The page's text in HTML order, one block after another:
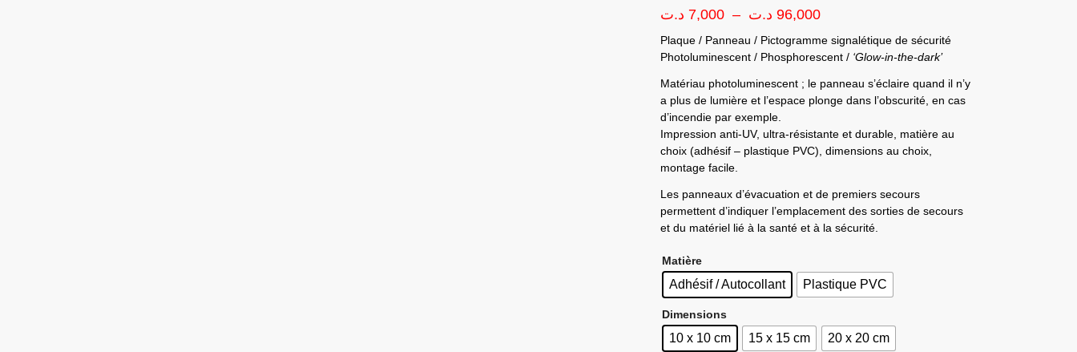
7,000 د.ت – 96,000 د.ت
Plaque / Panneau / Pictogramme signalétique de sécurité
Photoluminescent / Phosphorescent / ‘Glow-in-the-dark’
Matériau photoluminescent ; le panneau s’éclaire quand il n’y
a plus de lumière et l’espace plonge dans l’obscurité, en cas
d’incendie par exemple.
Impression anti-UV, ultra-résistante et durable, matière au
choix (adhésif – plastique PVC), dimensions au choix,
montage facile.
Les panneaux d’évacuation et de premiers secours
permettent d’indiquer l’emplacement des sorties de secours
et du matériel lié à la santé et à la sécurité.
Matière
Adhésif / Autocollant Plastique PVC
Dimensions
10 x 10 cm 15 x 15 cm 20 x 20 cm